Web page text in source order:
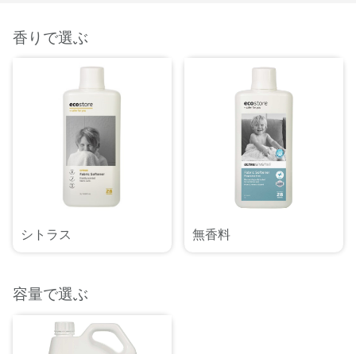
香りで選ぶ
シトラス 無香料
容量で選ぶ